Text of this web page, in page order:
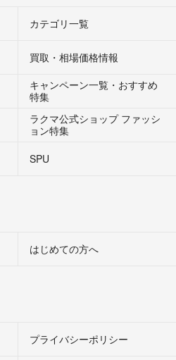
カテゴリ一覧
買取・相場価格情報
キャンペーン一覧・おすすめ
特集
ラクマ公式ショップ ファッシ
ョン特集
SPU
はじめての方へ
プライバシーポリシー